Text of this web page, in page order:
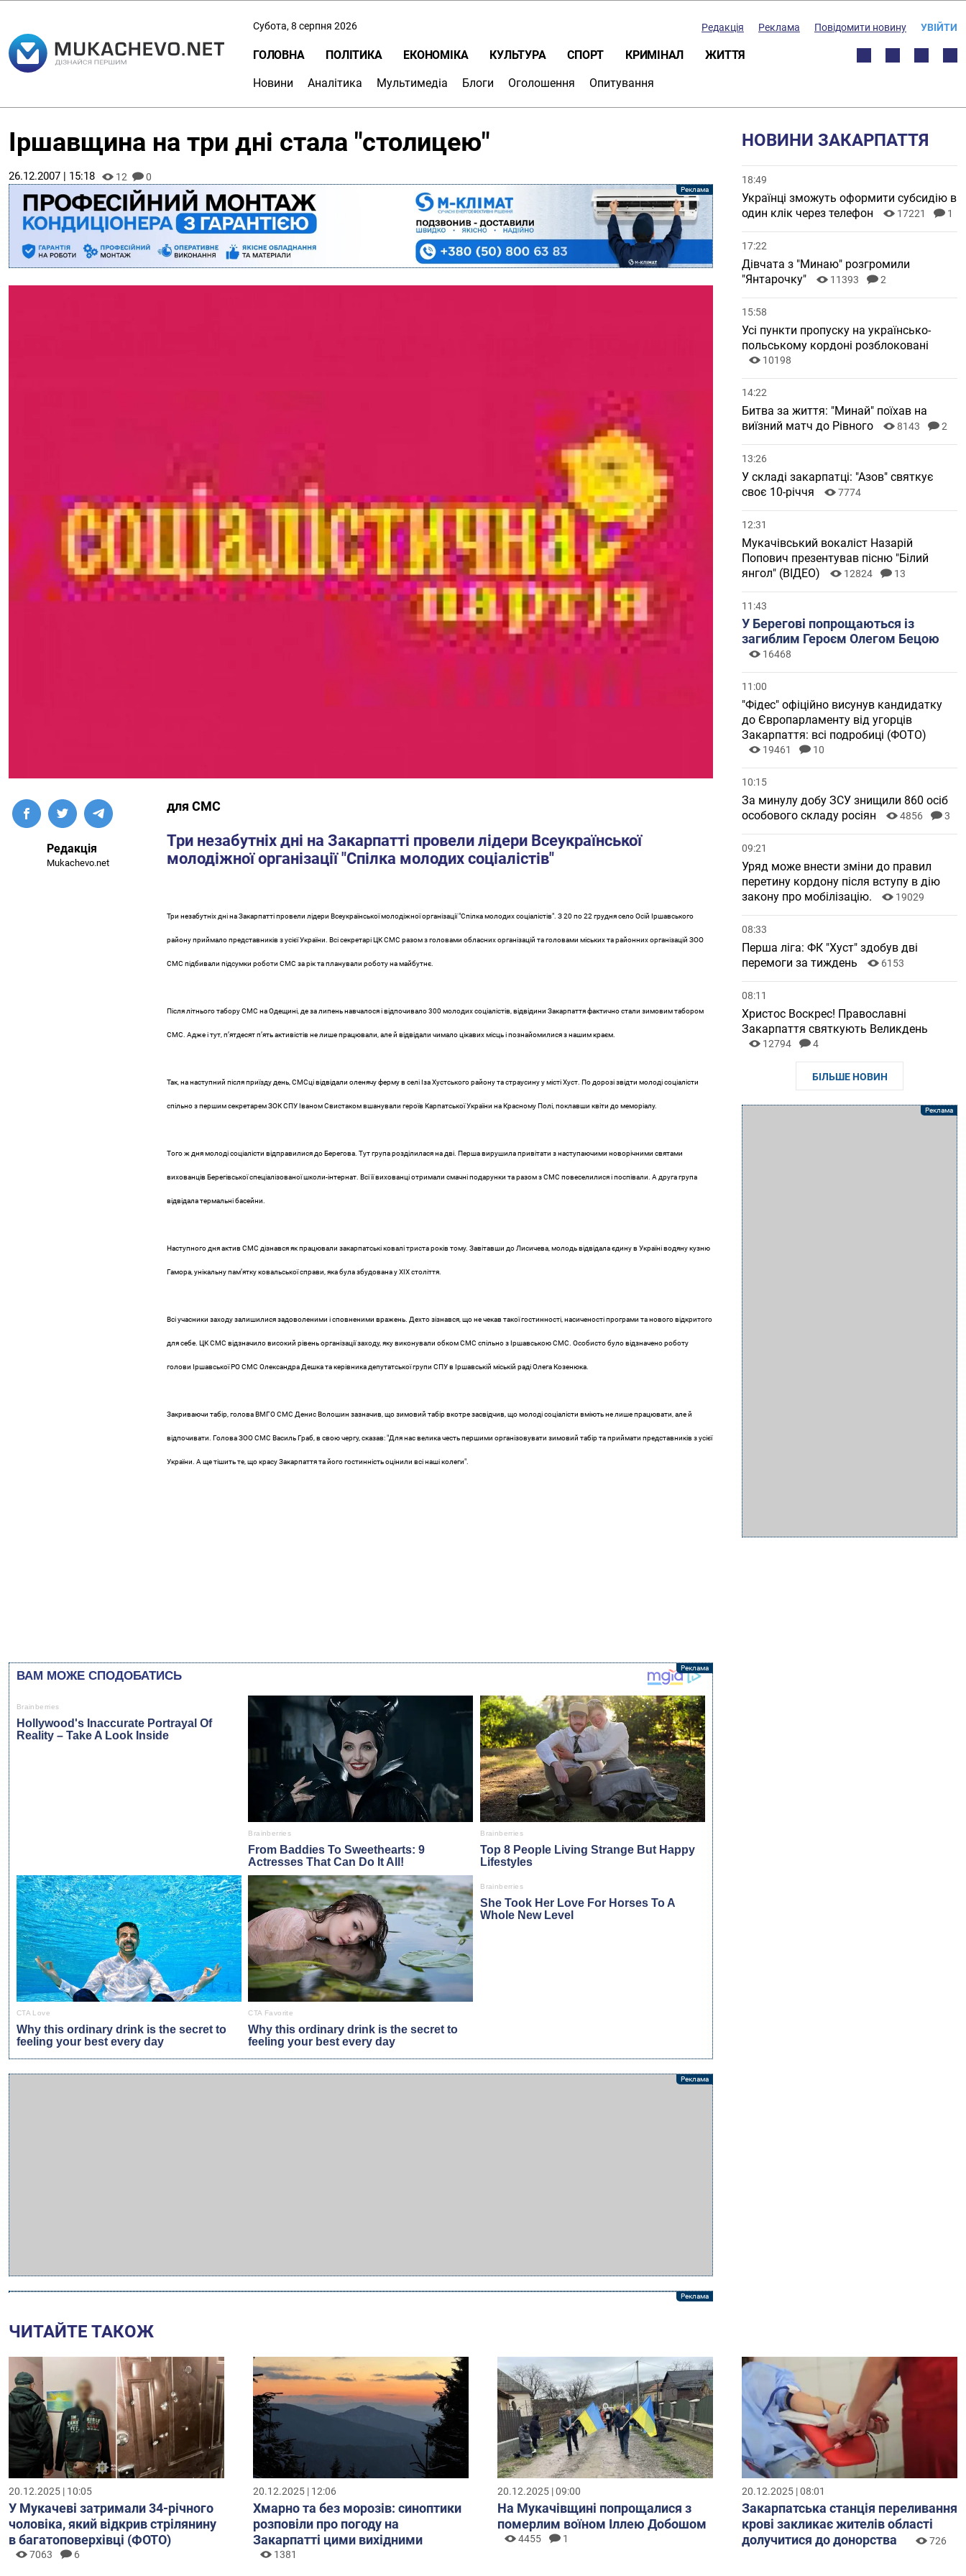
Субота, 8 серпня 2026 Редакція Реклама Повідомити новину УВІЙТИ
ГОЛОВНА ПОЛІТИКА ЕКОНОМІКА КУЛЬТУРА СПОРТ КРИМІНАЛ ЖИТТЯ
Новини Аналітика Мультимедіа Блоги Оголошення Опитування
Іршавщина на три дні стала "столицею"
26.12.2007 | 15:18 12 0
Редакція
Mukachevo.net
для СМС
Три незабутніх дні на Закарпатті провели лідери Всеукраїнської
молодіжної організації "Спілка молодих соціалістів"
Три незабутніх дні на Закарпатті провели лідери Всеукраїнської молодіжної організації "Спілка молодих соціалістів". З 20 по 22 грудня село Осій Іршавського
району приймало представників з усієї України. Всі секретарі ЦК СМС разом з головами обласних організацій та головами міських та районних організацій ЗОО
СМС підбивали підсумки роботи СМС за рік та планували роботу на майбутнє.
Після літнього табору СМС на Одещині, де за липень навчалося і відпочивало 300 молодих соціалістів, відвідини Закарпаття фактично стали зимовим табором
СМС. Адже і тут, п’ятдесят п’ять активістів не лише працювали, але й відвідали чимало цікавих місць і познайомилися з нашим краєм.
Так, на наступний після приїзду день, СМСці відвідали оленячу ферму в селі Іза Хустського району та страусину у місті Хуст. По дорозі звідти молоді соціалісти
спільно з першим секретарем ЗОК СПУ Іваном Свистаком вшанували героїв Карпатської України на Красному Полі, поклавши квіти до меморіалу.
Того ж дня молоді соціалісти відправилися до Берегова. Тут група розділилася на дві. Перша вирушила привітати з наступаючими новорічними святами
вихованців Берегівської спеціалізованої школи-інтернат. Всі її вихованці отримали смачні подарунки та разом з СМС повеселилися і поспівали. А друга група
відвідала термальні басейни.
Наступного дня актив СМС дізнався як працювали закарпатські ковалі триста років тому. Завітавши до Лисичева, молодь відвідала єдину в Україні водяну кузню
Гамора, унікальну пам’ятку ковальської справи, яка була збудована у ХІХ століття.
Всі учасники заходу залишилися задоволеними і сповненими вражень. Дехто зізнався, що не чекав такої гостинності, насиченості програми та нового відкритого
для себе. ЦК СМС відзначило високий рівень організації заходу, яку виконували обком СМС спільно з Іршавською СМС. Особисто було відзначено роботу
голови Іршавської РО СМС Олександра Дешка та керівника депутатської групи СПУ в Іршавській міській раді Олега Козенюка.
Закриваючи табір, голова ВМГО СМС Денис Волошин зазначив, що зимовий табір вкотре засвідчив, що молоді соціалісти вміють не лише працювати, але й
відпочивати. Голова ЗОО СМС Василь Граб, в свою чергу, сказав: "Для нас велика честь першими організовувати зимовий табір та приймати представників з усієї
України. А ще тішить те, що красу Закарпаття та його гостинність оцінили всі наші колеги".
НОВИНИ ЗАКАРПАТТЯ
18:49
Українці зможуть оформити субсидію в
один клік через телефон
17221 1
17:22
Дівчата з "Минаю" розгромили
"Янтарочку"
11393 2
15:58
Усі пункти пропуску на українсько-
польському кордоні розблоковані
10198
14:22
Битва за життя: "Минай" поїхав на
виїзний матч до Рівного
8143 2
13:26
У складі закарпатці: "Азов" святкує
своє 10-річчя
7774
12:31
Мукачівський вокаліст Назарій
Попович презентував пісню "Білий
янгол" (ВІДЕО)
12824 13
11:43
У Берегові попрощаються із
загиблим Героєм Олегом Бецою
16468
11:00
"Фідес" офіційно висунув кандидатку
до Європарламенту від угорців
Закарпаття: всі подробиці (ФОТО)
19461 10
10:15
За минулу добу ЗСУ знищили 860 осіб
особового складу росіян
4856 3
09:21
Уряд може внести зміни до правил
перетину кордону після вступу в дію
закону про мобілізацію.
19029
08:33
Перша ліга: ФК "Хуст" здобув дві
перемоги за тиждень
6153
08:11
Христос Воскрес! Православні
Закарпаття святкують Великдень
12794 4
БІЛЬШЕ НОВИН
ЧИТАЙТЕ ТАКОЖ
20.12.2025 | 10:05
У Мукачеві затримали 34-річного
чоловіка, який відкрив стрілянину
в багатоповерхівці (ФОТО)
7063 6
20.12.2025 | 12:06
Хмарно та без морозів: синоптики
розповіли про погоду на
Закарпатті цими вихідними
1381
20.12.2025 | 09:00
На Мукачівщині попрощалися з
померлим воїном Іллею Добошом
4455 1
20.12.2025 | 08:01
Закарпатська станція переливання
крові закликає жителів області
долучитися до донорства
726